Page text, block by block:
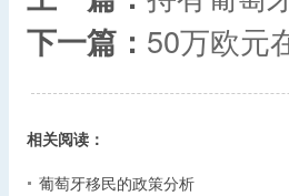
下一篇： 50万欧元
相关阅读：
葡萄牙移民的政策分析